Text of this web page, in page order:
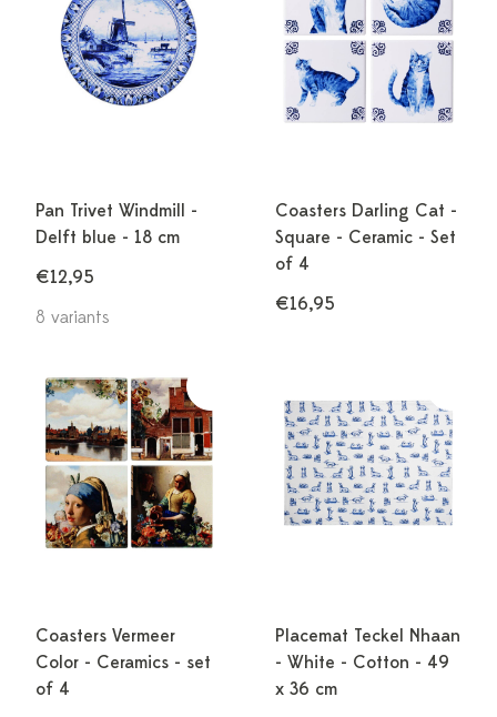
Pan Trivet Windmill -
Delft blue - 18 cm
€12,95
8 variants
Coasters Darling Cat -
Square - Ceramic - Set
of 4
€16,95
Coasters Vermeer
Color - Ceramics - set
of 4
Placemat Teckel Nhaan
- White - Cotton - 49
x 36 cm